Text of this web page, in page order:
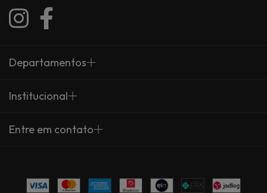
Departamentos
Institucional
Entre em contato